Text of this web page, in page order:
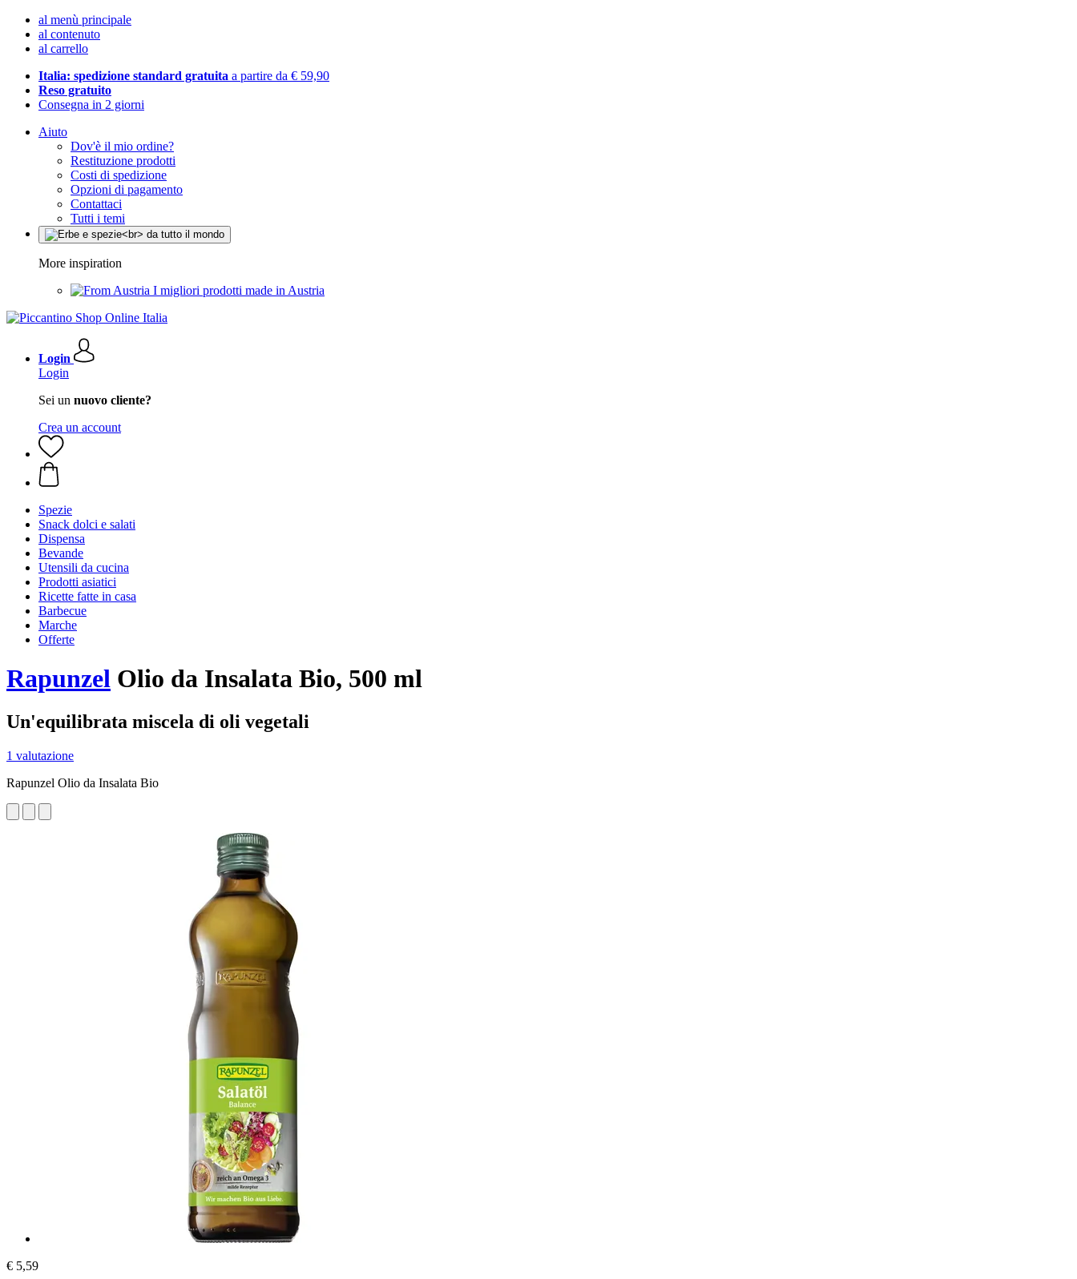
al menù principale
al contenuto
al carrello
Italia: spedizione standard gratuita a partire da € 59,90
Reso gratuito
Consegna in 2 giorni
Aiuto
Dov'è il mio ordine?
Restituzione prodotti
Costi di spedizione
Opzioni di pagamento
Contattaci
Tutti i temi
More inspiration
I migliori prodotti made in Austria
Login
Login
Sei un nuovo cliente?
Crea un account
Spezie
Snack dolci e salati
Dispensa
Bevande
Utensili da cucina
Prodotti asiatici
Ricette fatte in casa
Barbecue
Marche
Offerte
Rapunzel Olio da Insalata Bio, 500 ml
Un'equilibrata miscela di oli vegetali
1 valutazione
Rapunzel Olio da Insalata Bio
€ 5,59